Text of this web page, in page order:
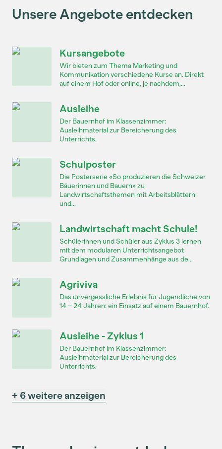
Unsere Angebote entdecken
Kursangebote
Wir bieten zum Thema Marketing und
Kommunikation verschiedene Kurse an. Direkt
auf einem Hof oder online, je nachdem,...
Ausleihe
Der Bauernhof im Klassenzimmer:
Ausleihmaterial zur Bereicherung des
Unterrichts.
Schulposter
Die Posterserie «So produzieren die Schweizer
Bäuerinnen und Bauern» zu
Landwirtschaftsthemen mit Arbeitsblättern
und...
Landwirtschaft macht Schule!
Schülerinnen und Schüler aus Zyklus 3 lernen
mit dem modularen Unterrichtsangebot
Grundlagen und Zusammenhänge aus de...
Agriviva
Das unvergessliche Erlebnis für Jugendliche von
14 – 24 Jahren: ein Einsatz auf einem Bauernhof.
Ausleihe - Zyklus 1
Der Bauernhof im Klassenzimmer:
Ausleihmaterial zur Bereicherung des
Unterrichts.
+ 6 weitere anzeigen